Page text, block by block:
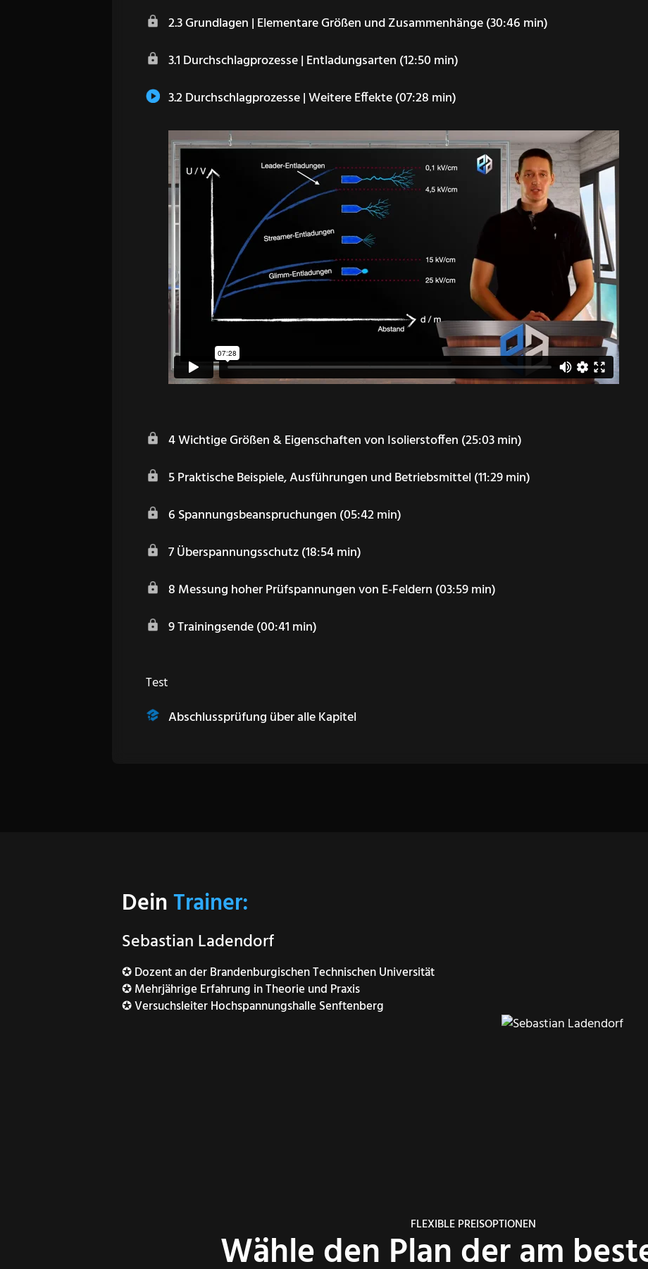
2.3 Grundlagen | Elementare Größen und Zusammenhänge (30:46 min)
3.1 Durchschlagprozesse | Entladungsarten (12:50 min)
3.2 Durchschlagprozesse | Weitere Effekte (07:28 min)
4 Wichtige Größen & Eigenschaften von Isolierstoffen (25:03 min)
5 Praktische Beispiele, Ausführungen und Betriebsmittel (11:29 min)
6 Spannungsbeanspruchungen (05:42 min)
7 Überspannungsschutz (18:54 min)
8 Messung hoher Prüfspannungen von E-Feldern (03:59 min)
9 Trainingsende (00:41 min)
Test
Abschlussprüfung über alle Kapitel
DeinTrainer:
Sebastian Ladendorf
✪ Dozent an der Brandenburgischen Technischen Universität
✪ Mehrjährige Erfahrung in Theorie und Praxis
✪ Versuchsleiter Hochspannungshalle Senftenberg
FLEXIBLE PREISOPTIONEN
Wähle den Plan der am